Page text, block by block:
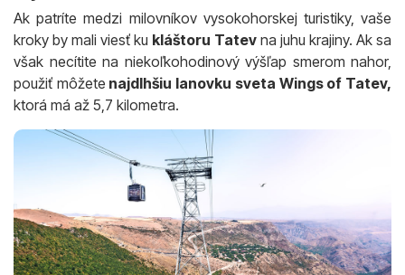
Ak patríte medzi milovníkov vysokohorskej turistiky, vaše
kroky by mali viesť ku kláštoru Tatevna juhu krajiny. Ak sa
však necítite na niekoľkohodinový výšľap smerom nahor,
použiť môžete najdlhšiu lanovku sveta Wings of Tatev,
ktorá má až 5,7 kilometra.